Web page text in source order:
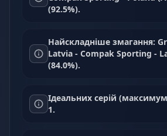
(92.5%).
Найскладніше змагання:
Latvia - Compak Sporting -
(84.0%).
Ідеальних серій
1.